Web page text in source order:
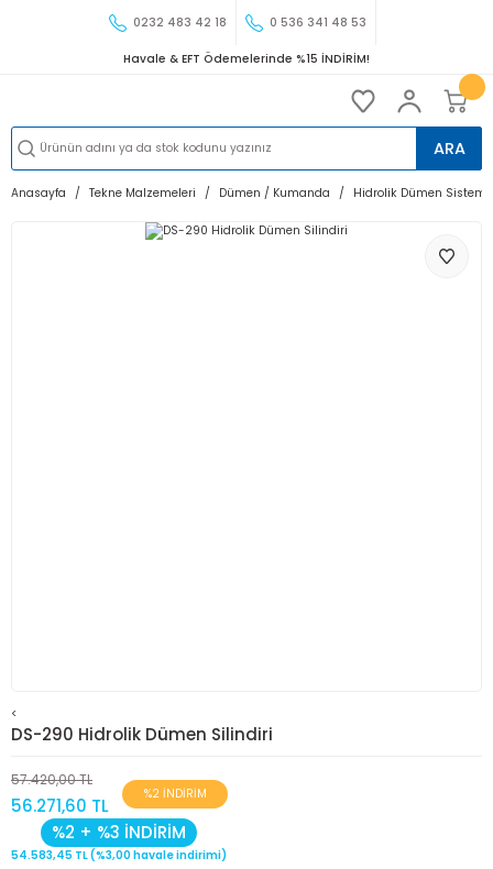
0232 483 42 18 0 536 341 48 53
Havale & EFT Ödemelerinde %15 İNDİRİM!
ARA
Anasayfa Tekne Malzemeleri Dümen / Kumanda Hidrolik Dümen Sistemi
<
DS-290 Hidrolik Dümen Silindiri
57.420,00 TL
56.271,60 TL
%2 İNDİRİM
%2 + %3 İNDİRİM
54.583,45 TL (%3,00 havale indirimi)